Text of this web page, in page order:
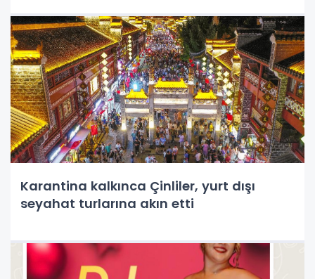
Karantina kalkınca Çinliler, yurt dışı
seyahat turlarına akın etti